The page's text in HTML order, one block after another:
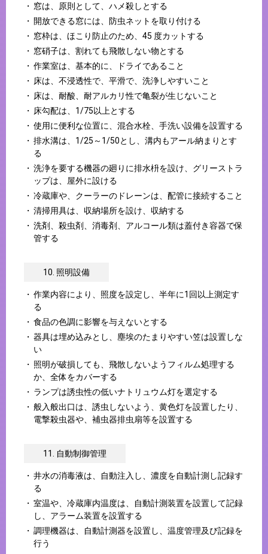
窓は、原則として、ハメ殺しとする
開放できる窓には、防虫ネットを取り付ける
窓枠は、ほこり防止のため、45 度カットする
窓硝子は、割れても飛散しない物とする
作業室は、基本的に、ドライであること
床は、不浸透性で、平滑で、洗浄しやすいこと
床は、耐酸、耐アルカリ性で亀裂が生じないこと
床勾配は、1/75以上とする
使用に便利な位置に、混合水栓、手洗い設備を設置する
排水溝は、1/25～1/50とし、溝内もアール納まりとす
る
洗浄を要する機器の廻りに排水枡を設け、グリーストラ
ップは、屋外に設ける
冷蔵庫や、クーラーのドレーンは、配管に接続すること
清掃用具は、収納場所を設け、収納する
洗剤、殺虫剤、消毒剤、アルコール類は蓋付き容器で保
管する
10. 照明設備
作業内容により、照度を設定し、半年に1回以上測定す
る
食品の色調に影響を与えないとする
器具は埋め込みとし、塵埃のたまりやすい笠は設置しな
い
照明が破損しても、飛散しないようフィルム処理する
か、全体をカバーする
ランプは誘虫性の低いナトリュウム灯を選定する
般入般出口は、誘虫しないよう、黄色灯を設置したり、
電撃殺虫器や、補虫器排虫扇等を設置する
11. 自動制御管理
井水の消毒液は、自動注入し、濃度を自動計測し記録す
る
室温や、冷蔵庫内温度は、自動計測装置を設置して記録
し、アラーム装置を設置する
調理機器は、自動計測器を設置し、温度管理及び記録を
行う